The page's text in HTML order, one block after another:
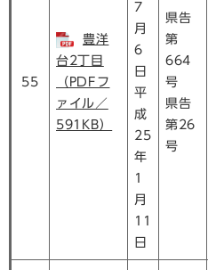
55
豊洋
台2丁目
（PDFフ
ァイル／
591KB）
7
月
6
日
平
成
25
年
1
月
11
日
県告
第
664
号
県告
第26
号